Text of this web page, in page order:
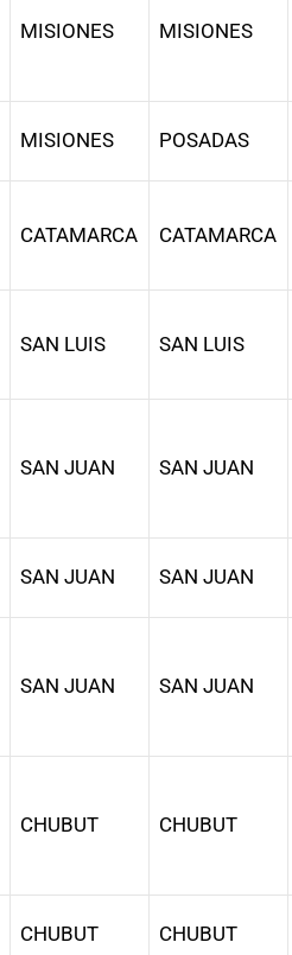
MISIONES MISIONES
MISIONES POSADAS
CATAMARCA CATAMARCA
SAN LUIS SAN LUIS
SAN JUAN SAN JUAN
SAN JUAN SAN JUAN
SAN JUAN SAN JUAN
CHUBUT CHUBUT
CHUBUT CHUBUT